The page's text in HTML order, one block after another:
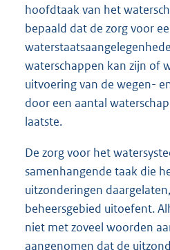
hoofdtaak van het
bepaald dat de zorg voor
waterschappen kan zijn of
uitvoering van de wegen-
door een aantal
laatste.
De zorg voor het
samenhangende taak die
uitzonderingen
beheersgebied uitoefent.
niet met zoveel woorden
aangenomen dat de